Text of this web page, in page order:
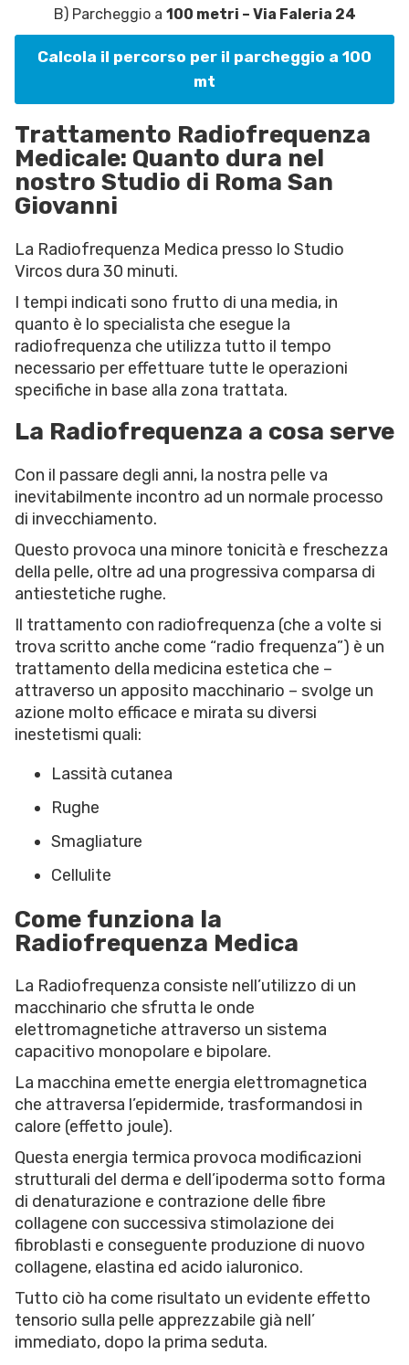
B) Parcheggio a 100 metri – Via Faleria 24
Calcola il percorso per il parcheggio a 100
mt
Trattamento Radiofrequenza
Medicale: Quanto dura nel
nostro Studio di Roma San
Giovanni
La Radiofrequenza Medica presso lo Studio
Vircos dura 30 minuti.
I tempi indicati sono frutto di una media, in
quanto è lo specialista che esegue la
radiofrequenza che utilizza tutto il tempo
necessario per effettuare tutte le operazioni
specifiche in base alla zona trattata.
La Radiofrequenza a cosa serve
Con il passare degli anni, la nostra pelle va
inevitabilmente incontro ad un normale processo
di invecchiamento.
Questo provoca una minore tonicità e freschezza
della pelle, oltre ad una progressiva comparsa di
antiestetiche rughe.
Il trattamento con radiofrequenza (che a volte si
trova scritto anche come “radio frequenza”) è un
trattamento della medicina estetica che –
attraverso un apposito macchinario – svolge un
azione molto efficace e mirata su diversi
inestetismi quali:
Lassità cutanea
Rughe
Smagliature
Cellulite
Come funziona la
Radiofrequenza Medica
La Radiofrequenza consiste nell’utilizzo di un
macchinario che sfrutta le onde
elettromagnetiche attraverso un sistema
capacitivo monopolare e bipolare.
La macchina emette energia elettromagnetica
che attraversa l’epidermide, trasformandosi in
calore (effetto joule).
Questa energia termica provoca modificazioni
strutturali del derma e dell’ipoderma sotto forma
di denaturazione e contrazione delle fibre
collagene con successiva stimolazione dei
fibroblasti e conseguente produzione di nuovo
collagene, elastina ed acido ialuronico.
Tutto ciò ha come risultato un evidente effetto
tensorio sulla pelle apprezzabile già nell’
immediato, dopo la prima seduta.